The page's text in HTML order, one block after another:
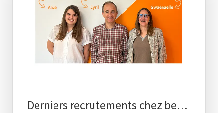
Derniers recrutements chez be…